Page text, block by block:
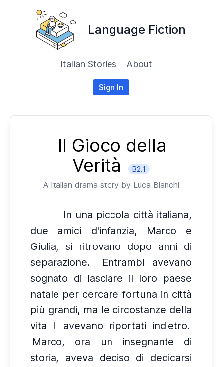
Language Fiction
Italian Stories About
Sign In
Il Gioco della
Verità
B2.1
A Italian drama story by Luca Bianchi
In una piccola città italiana,
due amici d'infanzia, Marco e
Giulia, si ritrovano dopo anni di
separazione.
Entrambi avevano
sognato di lasciare il loro paese
natale per cercare fortuna in città
più grandi, ma le circostanze della
vita li avevano riportati indietro.
Marco, ora un insegnante di
storia, aveva deciso di dedicarsi